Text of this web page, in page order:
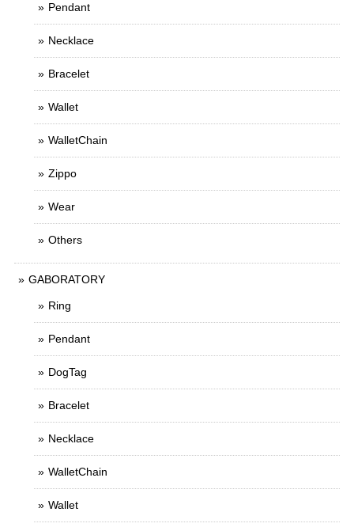
Pendant
Necklace
Bracelet
Wallet
WalletChain
Zippo
Wear
Others
GABORATORY
Ring
Pendant
DogTag
Bracelet
Necklace
WalletChain
Wallet